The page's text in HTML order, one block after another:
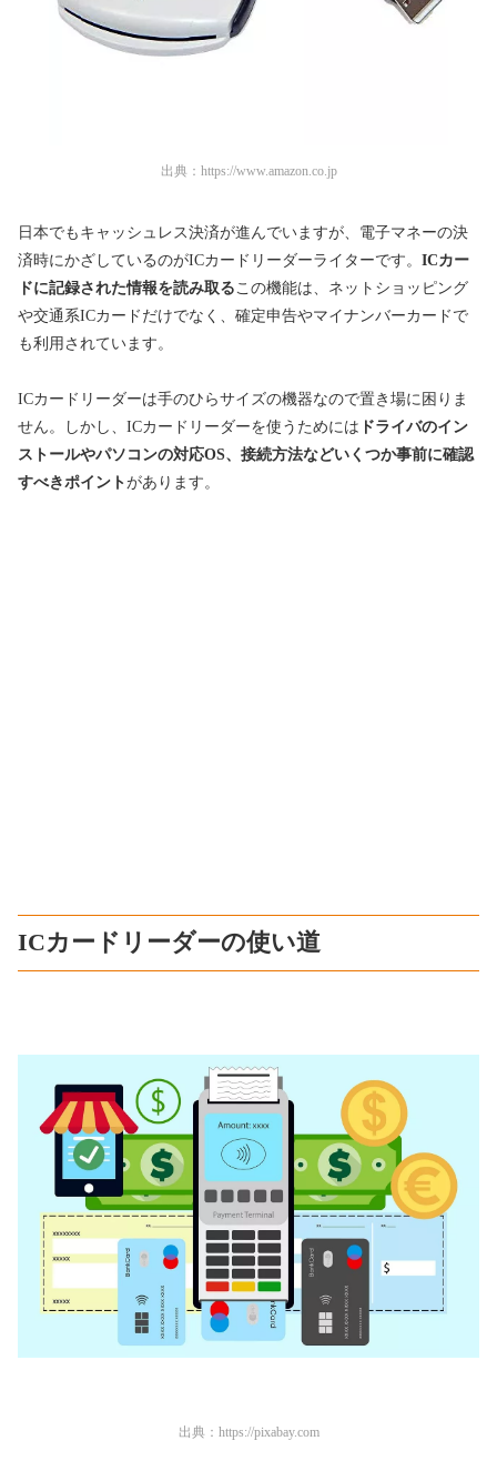
出典： https://www.amazon.co.jp
日本でもキャッシュレス決済が進んでいますが、電子マネーの決
済時にかざしているのがICカードリーダーライターです。 ICカー
ドに記録された情報を読み取るこの機能は、ネットショッピング
や交通系ICカードだけでなく、確定申告やマイナンバーカードで
も利用されています。
ICカードリーダーは手のひらサイズの機器なので置き場に困りま
せん。しかし、ICカードリーダーを使うためには ドライバのイン
ストールやパソコンの対応OS、接続方法などいくつか事前に確認
すべきポイントがあります。
ICカードリーダーの使い道
出典： https://pixabay.com